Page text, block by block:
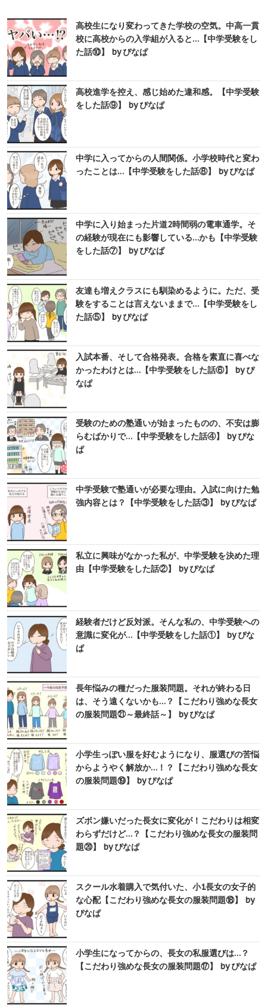
高校生になり変わってきた学校の空気。中高一貫
校に高校からの入学組が入ると…【中学受験をし
た話⑩】 by ぴなぱ
高校進学を控え、感じ始めた違和感。【中学受験
をした話⑨】 by ぴなぱ
中学に入ってからの人間関係。小学校時代と変わ
ったことは…【中学受験をした話⑧】 by ぴなぱ
中学に入り始まった片道2時間弱の電車通学。そ
の経験が現在にも影響している…かも【中学受験
をした話⑦】 by ぴなぱ
友達も増えクラスにも馴染めるように。ただ、受
験をすることは言えないままで…【中学受験をし
た話⑤】 by ぴなぱ
入試本番、そして合格発表。合格を素直に喜べな
かったわけとは…【中学受験をした話⑥】 by ぴ
なぱ
受験のための塾通いが始まったものの、不安は膨
らむばかりで…【中学受験をした話④】 by ぴな
ぱ
中学受験で塾通いが必要な理由。入試に向けた勉
強内容とは？【中学受験をした話③】 by ぴなぱ
私立に興味がなかった私が、中学受験を決めた理
由【中学受験をした話②】 by ぴなぱ
経験者だけど反対派。そんな私の、中学受験への
意識に変化が…【中学受験をした話①】 by ぴな
ぱ
長年悩みの種だった服装問題。それが終わる日
は、そう遠くないかも…？【こだわり強めな長女
の服装問題㉑～最終話～】 by ぴなぱ
小学生っぽい服を好むようになり、服選びの苦悩
からようやく解放か…！？【こだわり強めな長女
の服装問題⑲】 by ぴなぱ
ズボン嫌いだった長女に変化が！こだわりは相変
わらずだけど…？【こだわり強めな長女の服装問
題⑳】 by ぴなぱ
スクール水着購入で気付いた、小1長女の女子的
な心配【こだわり強めな長女の服装問題⑱】 by
ぴなぱ
小学生になってからの、長女の私服選びは…？
【こだわり強めな長女の服装問題⑰】 by ぴなぱ